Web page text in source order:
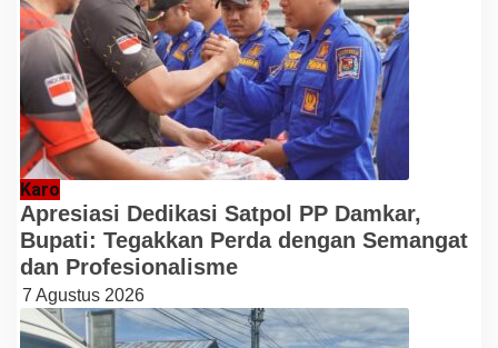
Karo
Apresiasi Dedikasi Satpol PP Damkar,
Bupati: Tegakkan Perda dengan Semangat
dan Profesionalisme
7 Agustus 2026